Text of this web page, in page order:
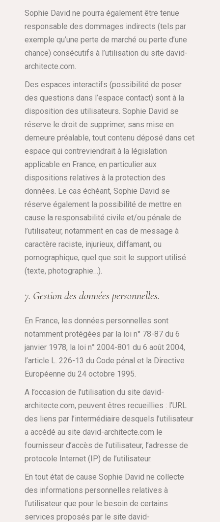
Sophie David ne pourra également être tenue
responsable des dommages indirects (tels par
exemple qu’une perte de marché ou perte d’une
chance) consécutifs à l’utilisation du site david-
architecte.com.
Des espaces interactifs (possibilité de poser
des questions dans l’espace contact) sont à la
disposition des utilisateurs. Sophie David se
réserve le droit de supprimer, sans mise en
demeure préalable, tout contenu déposé dans cet
espace qui contreviendrait à la législation
applicable en France, en particulier aux
dispositions relatives à la protection des
données. Le cas échéant, Sophie David se
réserve également la possibilité de mettre en
cause la responsabilité civile et/ou pénale de
l’utilisateur, notamment en cas de message à
caractère raciste, injurieux, diffamant, ou
pornographique, quel que soit le support utilisé
(texte, photographie…).
7. Gestion des données personnelles.
En France, les données personnelles sont
notamment protégées par la loi n° 78-87 du 6
janvier 1978, la loi n° 2004-801 du 6 août 2004,
l’article L. 226-13 du Code pénal et la Directive
Européenne du 24 octobre 1995.
A l’occasion de l’utilisation du site david-
architecte.com, peuvent êtres recueillies : l’URL
des liens par l’intermédiaire desquels l’utilisateur
a accédé au site david-architecte.com le
fournisseur d’accès de l’utilisateur, l’adresse de
protocole Internet (IP) de l’utilisateur.
En tout état de cause Sophie David ne collecte
des informations personnelles relatives à
l’utilisateur que pour le besoin de certains
services proposés par le site david-